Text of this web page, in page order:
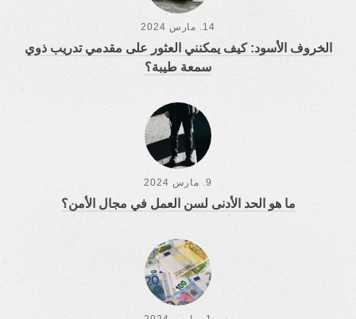
14. مارس 2024
الخروف الأسود: كيف يمكنني العثور على مقدمي تدريب ذوي
سمعة طيبة؟
9. مارس 2024
ما هو الحد الأدنى لسن العمل في مجال الأمن؟